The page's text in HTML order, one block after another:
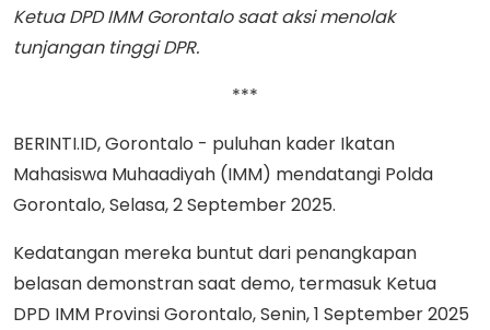
Ketua DPD IMM Gorontalo saat aksi menolak
tunjangan tinggi DPR.
***
BERINTI.ID, Gorontalo - puluhan kader Ikatan
Mahasiswa Muhaadiyah (IMM) mendatangi Polda
Gorontalo, Selasa, 2 September 2025.
Kedatangan mereka buntut dari penangkapan
belasan demonstran saat demo, termasuk Ketua
DPD IMM Provinsi Gorontalo, Senin, 1 September 2025